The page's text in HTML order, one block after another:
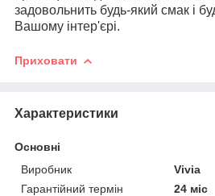
задовольнить будь-який смак і
Вашому інтер'єрі.
Приховати
Характеристики
Основні
Виробник
Vivia
Гарантійний термін
24 міс